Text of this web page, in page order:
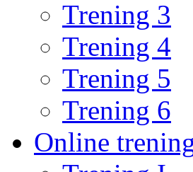
Trening 3
Trening 4
Trening 5
Trening 6
Online